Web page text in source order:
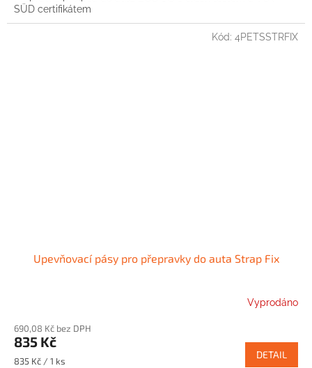
SÜD certifikátem
Upevňovací pásy pro přepravky do auta Strap Fix
Vyprodáno
690,08 Kč bez DPH
835 Kč
Měrná
835 Kč / 1 ks
DETAIL
Kód: 4PETSSTRFIX